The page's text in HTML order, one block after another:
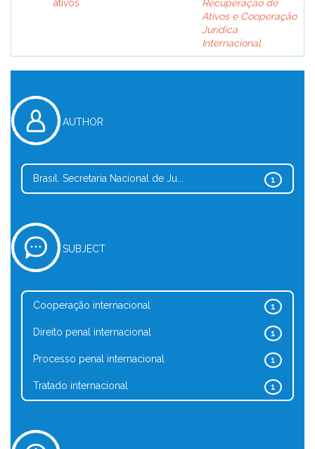
ativos
Recuperação de
Ativos e Cooperação
Jurídica
Internacional.
AUTHOR
1
Brasil. Secretaria Nacional de Ju...
SUBJECT
1
Cooperação internacional
1
Direito penal internacional
1
Processo penal internacional
1
Tratado internacional